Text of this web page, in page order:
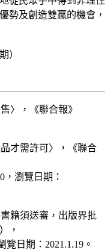
勢及創造雙贏的機會，
）
〉，《聯合報》
才需許可〉，《聯合
，瀏覽日期：
籍須送審，出版界批
，
覽日期：2021.1.19。